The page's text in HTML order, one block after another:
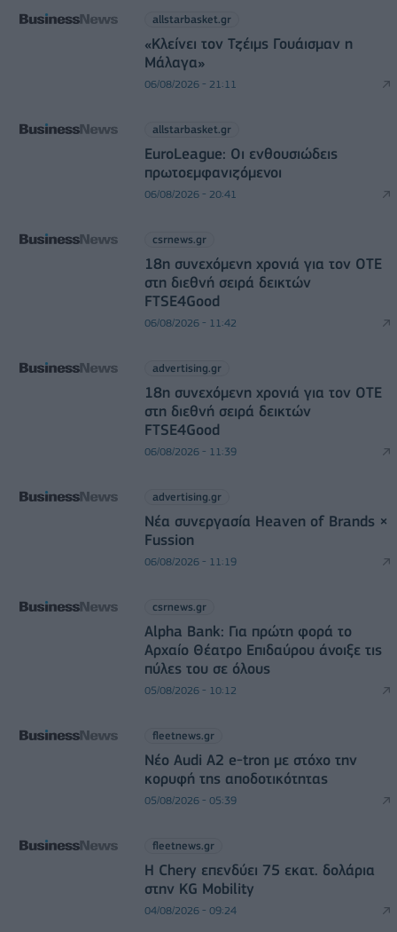
allstarbasket.gr
«Κλείνει τον Τζέιμς Γουάισμαν η
Μάλαγα»
06/08/2026 - 21:11
allstarbasket.gr
EuroLeague: Οι ενθουσιώδεις
πρωτοεμφανιζόμενοι
06/08/2026 - 20:41
csrnews.gr
18η συνεχόμενη χρονιά για τον ΟΤΕ
στη διεθνή σειρά δεικτών
FTSE4Good
06/08/2026 - 11:42
advertising.gr
18η συνεχόμενη χρονιά για τον ΟΤΕ
στη διεθνή σειρά δεικτών
FTSE4Good
06/08/2026 - 11:39
advertising.gr
Νέα συνεργασία Heaven of Brands ×
Fussion
06/08/2026 - 11:19
csrnews.gr
Alpha Bank: Για πρώτη φορά το
Αρχαίο Θέατρο Επιδαύρου άνοιξε τις
πύλες του σε όλους
05/08/2026 - 10:12
fleetnews.gr
Νέο Audi A2 e-tron με στόχο την
κορυφή της αποδοτικότητας
05/08/2026 - 05:39
fleetnews.gr
Η Chery επενδύει 75 εκατ. δολάρια
στην KG Mobility
04/08/2026 - 09:24